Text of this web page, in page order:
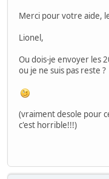
Merci pour votre aide,
Lionel,
Ou dois-je envoyer les
ou je ne suis pas reste ?
(vraiment desole pour
c'est horrible!!!)